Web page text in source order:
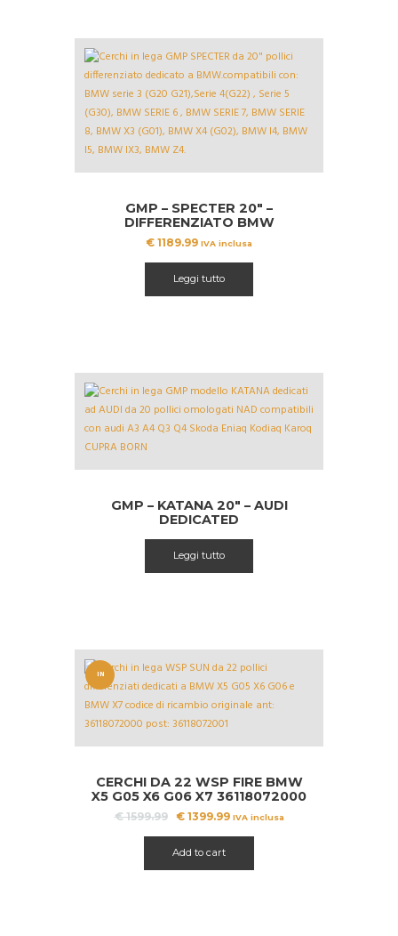
GMP – SPECTER 20″ –
DIFFERENZIATO BMW
DEDICATED
€ 1189.99 IVA inclusa
Leggi tutto
GMP – KATANA 20″ – AUDI
DEDICATED
Leggi tutto
IN
OFFERT
A!
CERCHI DA 22 WSP FIRE BMW
X5 G05 X6 G06 X7 36118072000
€1599.99
Il
era:
€ 1599.99.
€1399.99Il
€ 1399.99.
IVA inclusa
Add to cart